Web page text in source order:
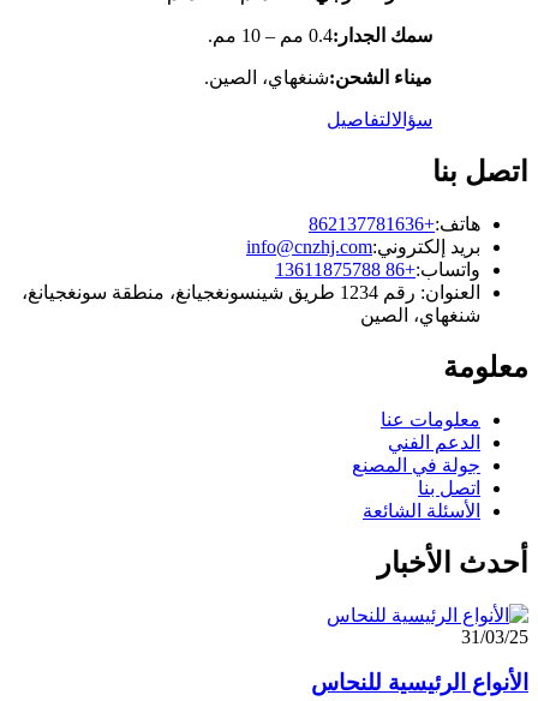
سمك الجدار:0.4 مم – 10 مم.
ميناء الشحن:شنغهاي، الصين.
سؤالالتفاصيل
اتصل بنا
هاتف:+862137781636
بريد إلكتروني:info@cnzhj.com
واتساب:+86 13611875788
العنوان: رقم 1234 طريق شينسونغجيانغ، منطقة سونغجيانغ،
شنغهاي، الصين
معلومة
معلومات عنا
الدعم الفني
جولة في المصنع
اتصل بنا
الأسئلة الشائعة
أحدث الأخبار
31/03/25
الأنواع الرئيسية للنحاس